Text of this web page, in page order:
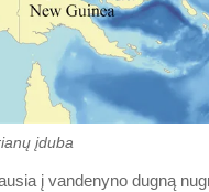
įduba
į vandenyno dugną